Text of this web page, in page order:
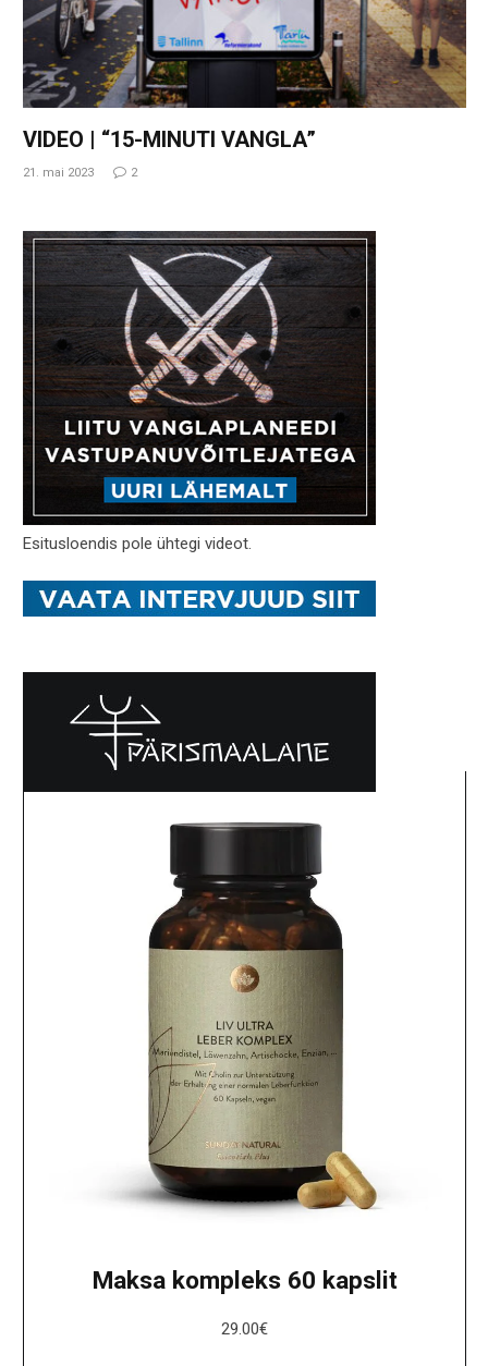
VIDEO | “15-MINUTI VANGLA”
21. mai 2023 2
Esitusloendis pole ühtegi videot.
Maksa kompleks 60 kapslit
29.00€